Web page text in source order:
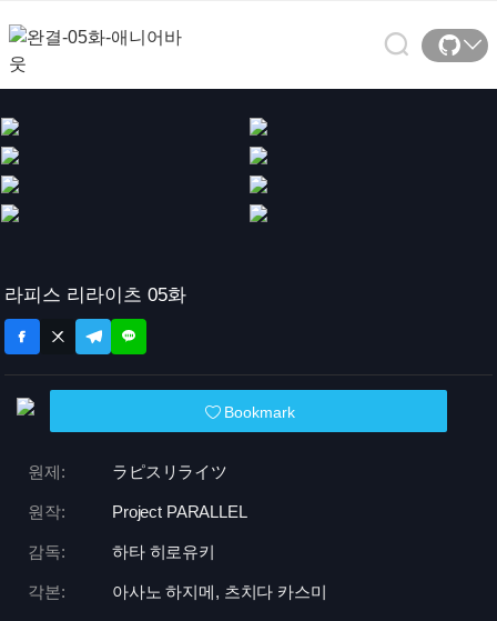
라피스 리라이츠 05화
Bookmark
원제: ラピスリライツ
원작: Project PARALLEL
감독: 하타 히로유키
각본: 아사노 하지메, 츠치다 카스미